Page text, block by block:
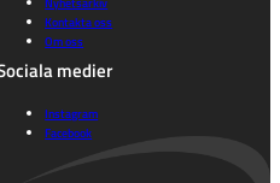
Kontakta oss
Om oss
medier
Instagram
Facebook